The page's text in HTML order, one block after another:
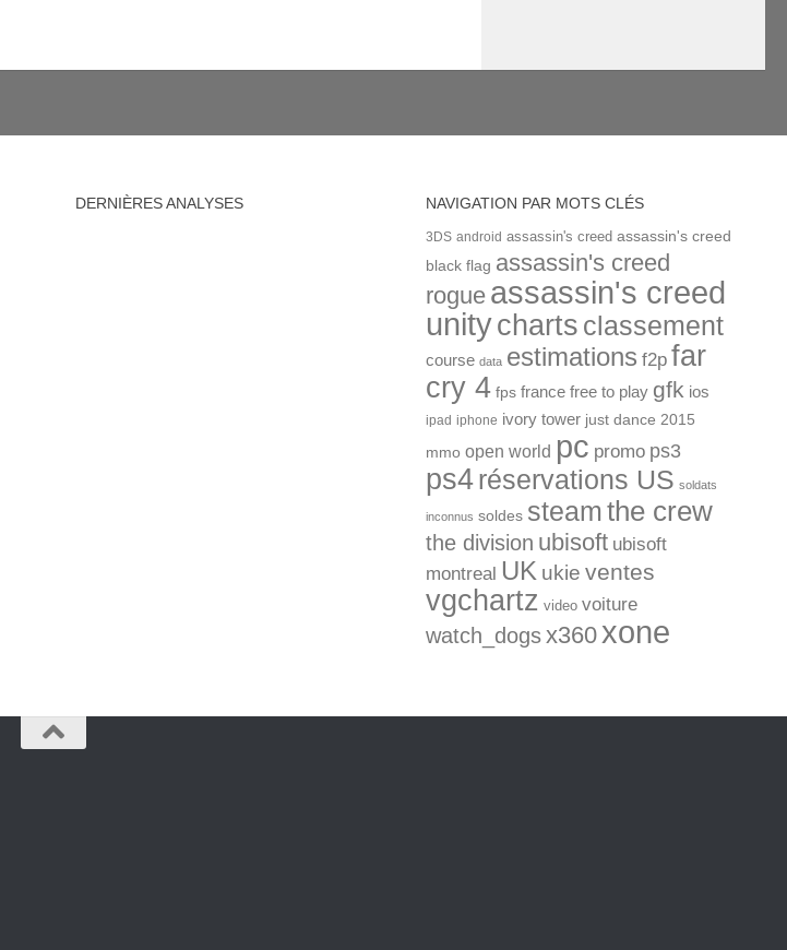
DERNIÈRES ANALYSES NAVIGATION PAR MOTS CLÉS
3DS android assassin's creed assassin's creed
black flag assassin's creed
rogue assassin's creed
unitycharts classement
course data estimations f2p far
cry 4 fps france free to play gfk ios
ipad iphone ivory tower just dance 2015
mmo open world pc promo ps3
ps4réservations US soldats
inconnus soldes steamthe crew
the division ubisoft ubisoft
montreal UK ukie ventes
vgchartz video voiture
watch_dogsx360 xone